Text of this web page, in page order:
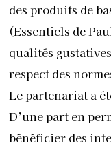
des produits de
(Essentiels de
qualités
respect des
Le partenariat a
D’une part en
bénéficier des